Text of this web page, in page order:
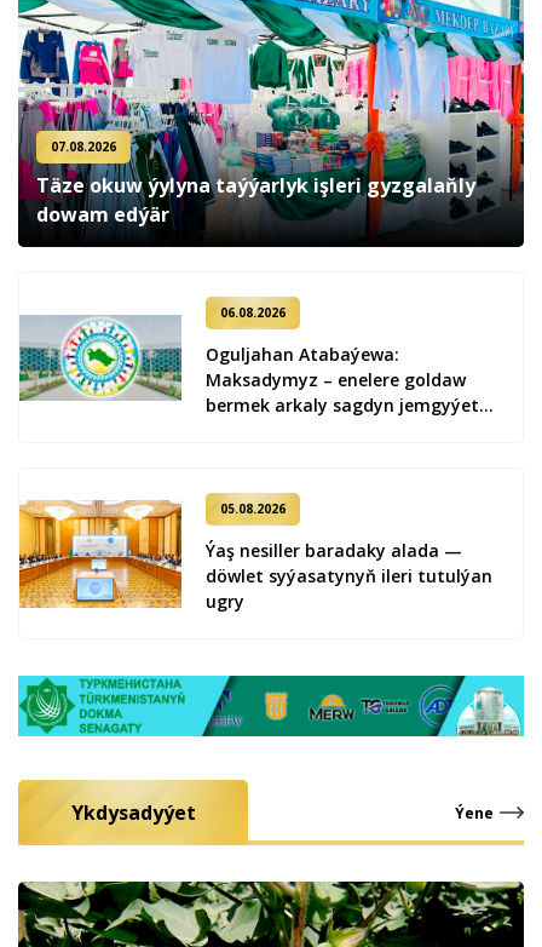
07.08.2026
Täze okuw ýylyna taýýarlyk işleri gyzgalaňly
dowam edýär
06.08.2026
Oguljahan Atabaýewa:
Maksadymyz – enelere goldaw
bermek arkaly sagdyn jemgyýeti
05.08.2026
Ýaş ne­sil­ler ba­ra­da­ky ala­da —
döw­let sy­ýa­sa­ty­nyň ile­ri tu­tul­ýan
ug­ry
Ykdysadyýet Ýene